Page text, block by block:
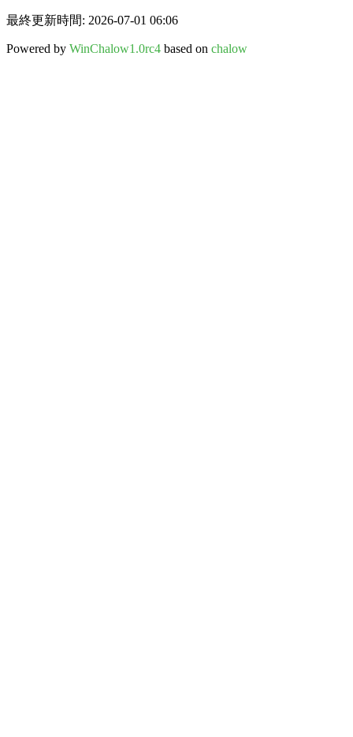
最終更新時間: 2026-07-01 06:06
Powered by WinChalow1.0rc4 based on chalow